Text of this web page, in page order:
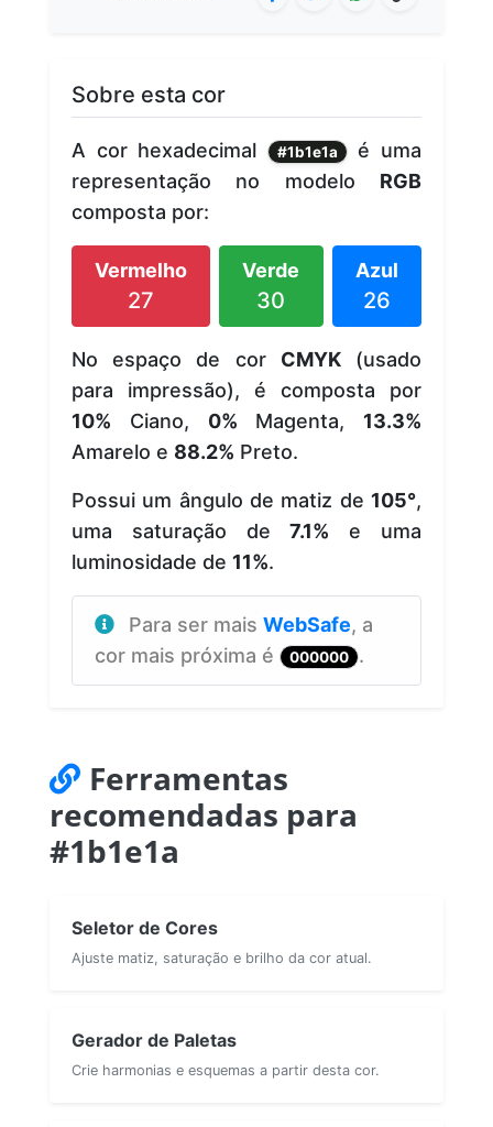
Sobre esta cor
A cor hexadecimal #1b1e1a
é uma
representação no modelo RGB
composta por:
Vermelho
27
Verde
30
Azul
26
No espaço de cor CMYK(usado
para impressão), é composta por
10% Ciano, 0% Magenta, 13.3%
Amarelo e 88.2% Preto.
Possui um ângulo de matiz de 105°,
uma saturação de7.1% e uma
luminosidade de 11%.
Para ser mais WebSafe, a
cor mais próxima é
000000 .
Ferramentas
recomendadas para
#1b1e1a
Seletor de Cores
Ajuste matiz, saturação e brilho da cor atual.
Gerador de Paletas
Crie harmonias e esquemas a partir desta cor.